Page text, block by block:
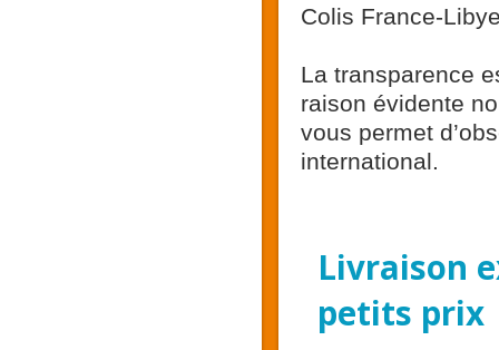
Colis France-
La transparence
raison évidente
vous permet
international.
Livraison
petits prix